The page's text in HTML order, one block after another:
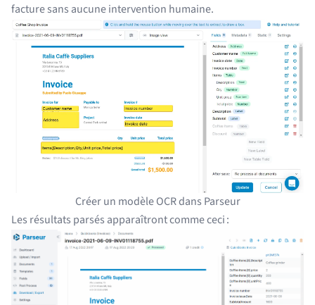
facture sans aucune intervention humaine.
Créer un modèle OCR dans Parseur
Les résultats parsés apparaîtront comme ceci :